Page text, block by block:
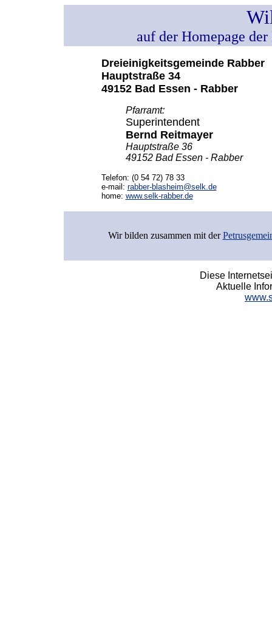
auf der Homepage
Dreieinigkeitsgemeinde Rabber
Hauptstraße 34
49152 Bad Essen - Rabber
Pfarramt:
Superintendent
Bernd Reitmayer
Hauptstraße 36
49152 Bad Essen - Rabber
Telefon: (0 54 72) 78 33
e-mail: rabber-blasheim@selk.de
home: www.selk-rabber.de
Wir bilden zusammen mit der
Diese
Aktuelle